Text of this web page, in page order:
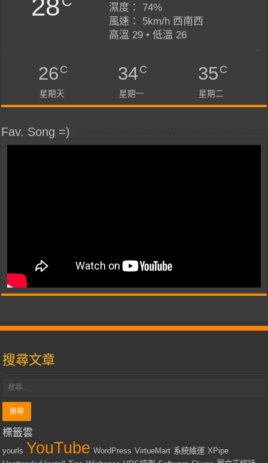
28
濕度： 74%
風速： 5km/h 西南西
高溫 29 • 低溫 26
26C
星期天
34C
星期一
35C
星期二
Fav. Song =)
搜尋文章
標籤雲
yourls YouTube WordPress VirtueMart 系統維運 XPipe